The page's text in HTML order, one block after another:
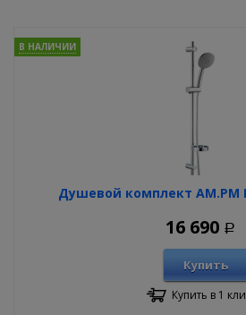
Душевой комплект AM.PM
В НАЛИЧИИ
16 690 Р
Купить
Купить в 1